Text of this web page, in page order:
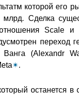
которой его
Сделка
Scale и
переход
Ванга (Alexandr
✴.
останется в